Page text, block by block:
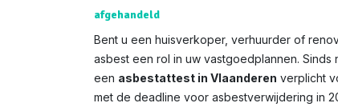
afgehandeld
Bent u een huisverkoper, verhuurder of
asbest een rol in uw vastgoedplannen. Sinds
een asbestattest in Vlaanderen verplicht
met de deadline voor asbestverwijdering in